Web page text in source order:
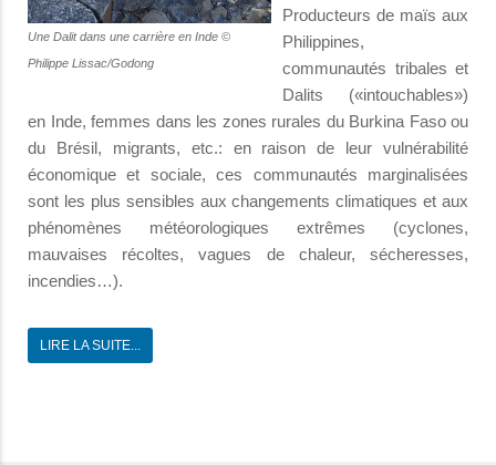
Une Dalit dans une carrière en Inde ©
Philippe Lissac/Godong
Producteurs de maïs aux
Philippines,
communautés tribales et
Dalits («intouchables»)
en Inde, femmes dans les zones rurales du Burkina Faso ou
du Brésil, migrants, etc.: en raison de leur vulnérabilité
économique et sociale, ces communautés marginalisées
sont les plus sensibles aux changements climatiques et aux
phénomènes météorologiques extrêmes (cyclones,
mauvaises récoltes, vagues de chaleur, sécheresses,
incendies…).
LIRE LA SUITE...